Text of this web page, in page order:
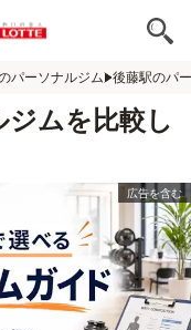
パーソナルジム 後藤駅のパ
ムを比較し